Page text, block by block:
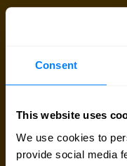
Consent
This website uses
We use cookies to
provide social media
Ben je op zoek
team van experts in
helpen.